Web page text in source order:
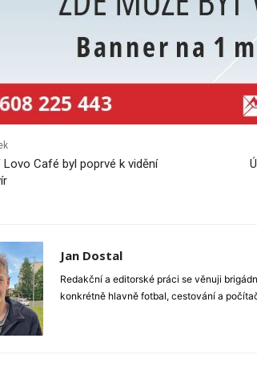
Lovo Café byl poprvé k vidění
Jan Dostal
Redakční a editorské práci se věnuji
konkrétně hlavně fotbal, cestování a